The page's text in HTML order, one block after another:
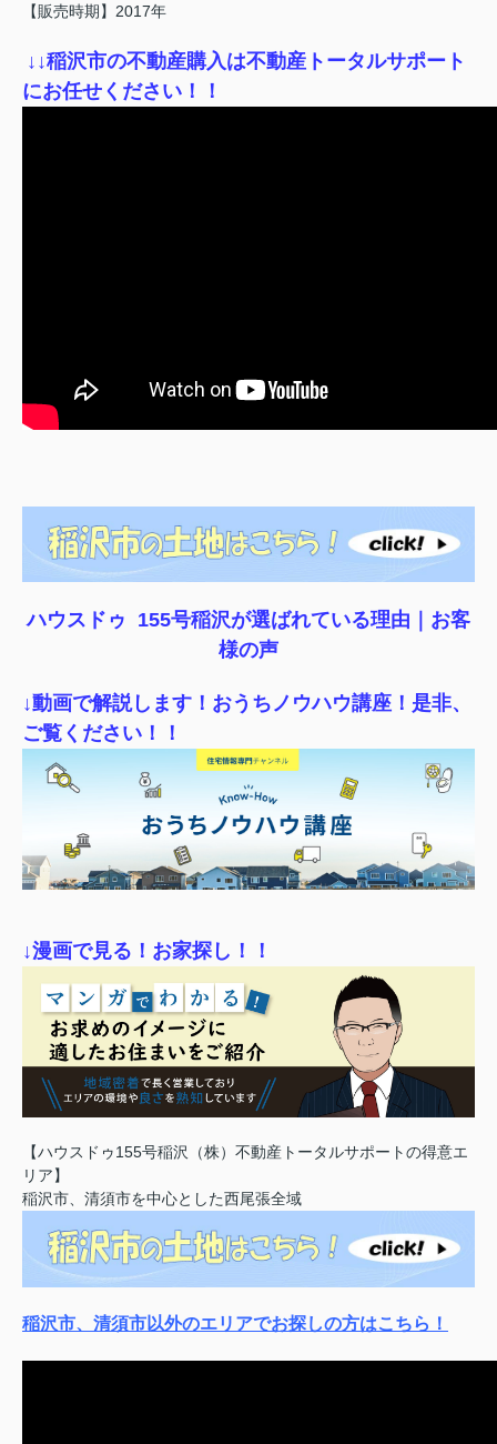
【販売時期】2017年
↓ ↓稲沢市の不動産購入は不動産トータルサポート
にお任せください！！
ハウスドゥ 155号稲沢が選ばれている理由｜ お客
様の声
↓動画で解説します！おうちノウハウ講座！是非、
ご覧ください！！
↓漫画で見る！お家探し！！
【ハウスドゥ155号稲沢（株）不動産トータルサポートの得意エ
リア】
稲沢市、清須市を中心とした西尾張全域
稲沢市、清須市以外のエリアでお探しの方はこちら！